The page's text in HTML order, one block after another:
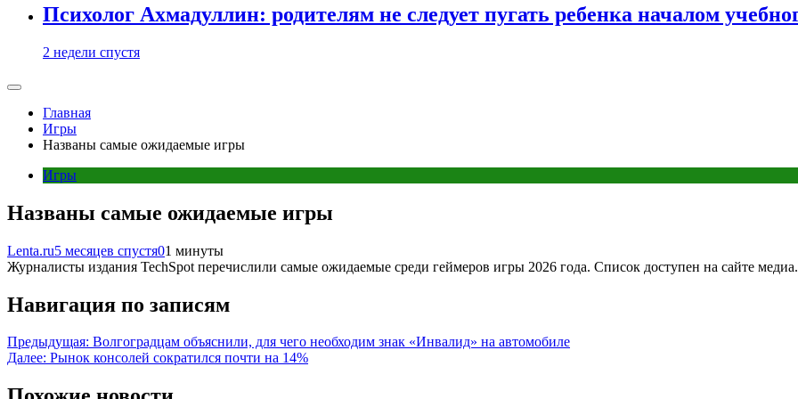
Психолог Ахмадуллин: родителям не следует пугать ребенка началом
2 недели спустя
Главная
Игры
Названы самые ожидаемые игры
Игры
Названы самые ожидаемые игры
Lenta.ru5 месяцев спустя01 минуты
Журналисты издания TechSpot перечислили самые ожидаемые среди геймеров игры 2026 года. Список доступен на сайте медиа.
Навигация по записям
Предыдущая: Волгоградцам объяснили, для чего необходим знак «Инвалид» на автомобиле
Далее: Рынок консолей сократился почти на 14%